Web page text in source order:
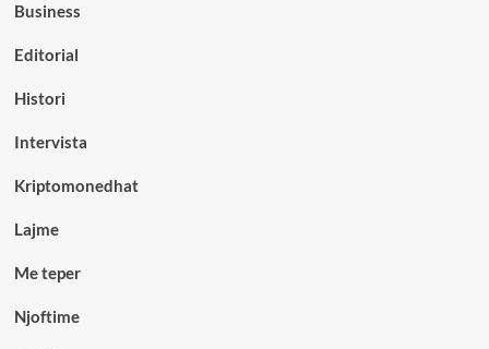
Business
Editorial
Histori
Intervista
Kriptomonedhat
Lajme
Me teper
Njoftime